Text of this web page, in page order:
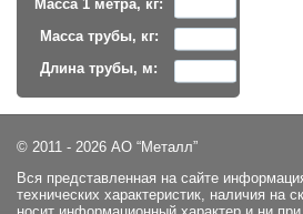
Масса 1 метра, кг:
Масса трубы, кг:
Длина трубы, м:
© 2011 - 2026 АО “Металл”
Вся представленная на сайте
технических характеристик, наличия на